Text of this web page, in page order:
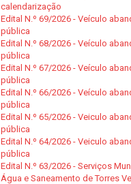
calendarização
Edital N.º 69/2026 - Veículo
pública
Edital N.º 68/2026 - Veículo
pública
Edital N.º 67/2026 - Veículo
pública
Edital N.º 66/2026 - Veículo
pública
Edital N.º 65/2026 - Veiculo
pública
Edital N.º 64/2026 - Veiculo
pública
Edital N.º 63/2026 - Serviços
Água e Saneamento de Torres